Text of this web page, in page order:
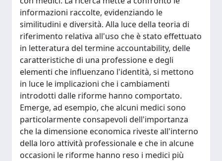
informazioni raccolte, evidenziando le
similitudini e diversità. Alla luce della teoria di
riferimento relativa all'uso che è stato effettuato
in letteratura del termine accountability, delle
caratteristiche di una professione e degli
elementi che influenzano l'identità, si mettono
in luce le implicazioni che i cambiamenti
introdotti dalle riforme hanno comportato.
Emerge, ad esempio, che alcuni medici sono
particolarmente consapevoli dell'importanza
che la dimensione economica riveste all'interno
della loro attività professionale e che in alcune
occasioni le riforme hanno reso i medici più